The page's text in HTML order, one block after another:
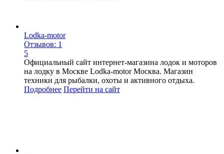
Lodka-motor
Отзывов: 1
5
Официальный сайт интернет-магазина лодок и моторов
на лодку в Москве Lodka-motor Москва. Магазин
техники для рыбалки, охоты и активного отдыха.
Подробнее Перейти на сайт